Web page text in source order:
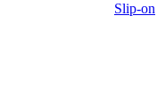
Slip-on